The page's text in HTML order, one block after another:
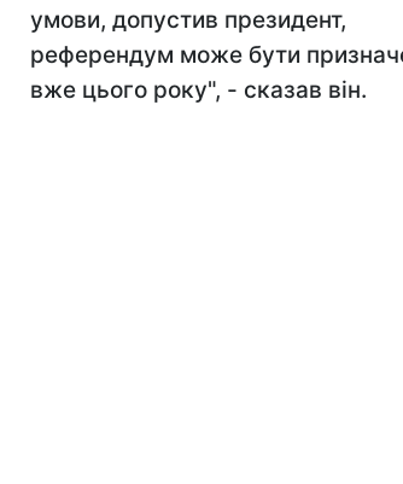
умови, допустив президент,
референдум може бути
вже цього року", - сказав він.